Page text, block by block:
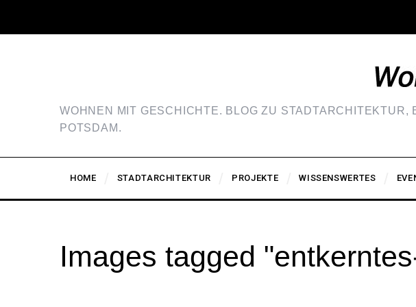
WOHNEN MIT GESCHICHTE. BLOG ZU
POTSDAM.
HOME STADTARCHITEKTUR PROJEKTE WISSENSWERTES
Images tagged